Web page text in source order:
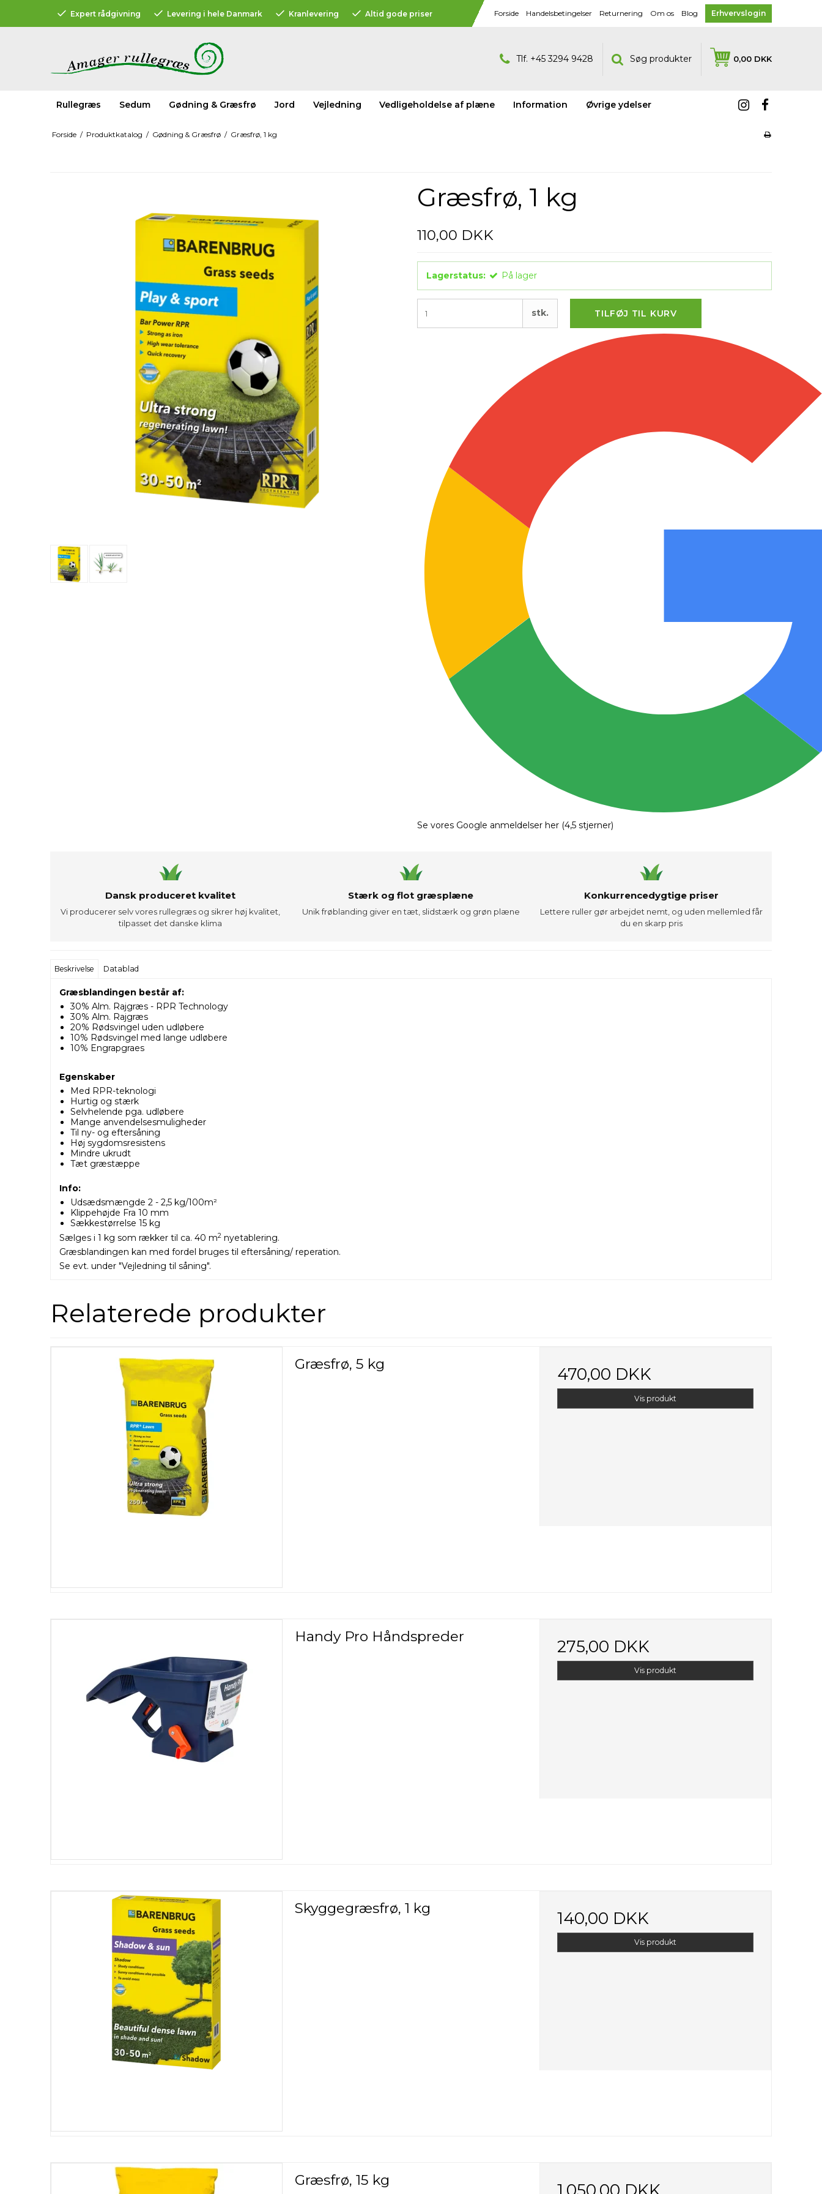
Expert rådgivning Levering i hele Danmark Kranlevering Altid gode priser Forside Handelsbetingelser Returnering Om os Blog Erhvervslogin
Tlf. +45 3294 9428 Søg produkter 0,00 DKK
Rullegræs Sedum Gødning & Græsfrø Jord Vejledning Vedligeholdelse af plæne Information Øvrige ydelser
Forside / Produktkatalog / Gødning & Græsfrø / Græsfrø, 1 kg
Græsfrø, 1 kg
110,00 DKK
Lagerstatus: På lager
stk. TILFØJ TIL KURV
Se vores Google anmeldelser her (4,5 stjerner)
Dansk produceret kvalitet
Vi producerer selv vores rullegræs og sikrer høj kvalitet,
tilpasset det danske klima
Stærk og flot græsplæne
Unik frøblanding giver en tæt, slidstærk og grøn plæne
Konkurrencedygtige priser
Lettere ruller gør arbejdet nemt, og uden mellemled får
du en skarp pris
Beskrivelse Datablad
Græsblandingen består af:
30% Alm. Rajgræs - RPR Technology
30% Alm. Rajgræs
20% Rødsvingel uden udløbere
10% Rødsvingel med lange udløbere
10% Engrapgraes
Egenskaber
Med RPR-teknologi
Hurtig og stærk
Selvhelende pga. udløbere
Mange anvendelsesmuligheder
Til ny- og eftersåning
Høj sygdomsresistens
Mindre ukrudt
Tæt græstæppe
Info:
Udsædsmængde 2 - 2,5 kg/100m²
Klippehøjde Fra 10 mm
Sækkestørrelse 15 kg
Sælges i 1 kg som rækker til ca. 40 m2 nyetablering.
Græsblandingen kan med fordel bruges til eftersåning/ reperation.
Se evt. under "Vejledning til såning".
Relaterede produkter
Græsfrø, 5 kg
470,00 DKK
Vis produkt
Handy Pro Håndspreder
275,00 DKK
Vis produkt
Skyggegræsfrø, 1 kg
140,00 DKK
Vis produkt
Græsfrø, 15 kg